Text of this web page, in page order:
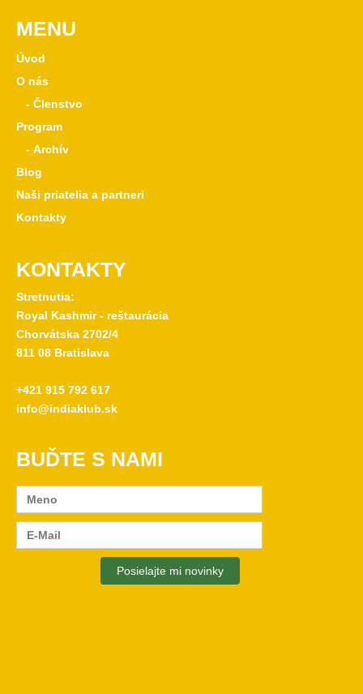
MENU
Úvod
O nás
- Členstvo
Program
- Archív
Blog
Naši priatelia a partneri
Kontakty
KONTAKTY
Stretnutia:
Royal Kashmir - reštaurácia
Chorvátska 2702/4
811 08 Bratislava
+421 915 792 617
info@indiaklub.sk
BUĎTE S NAMI